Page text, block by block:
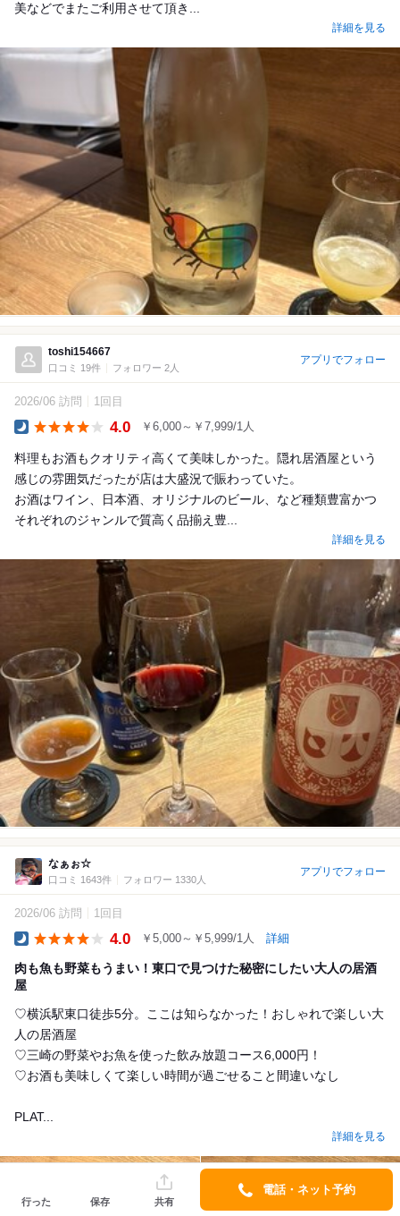
美などでまたご利用させて頂き...
詳細を見る
toshi154667
口コミ 19件 フォロワー 2人
アプリでフォロー
2026/06 訪問 1回目
4.0 ￥6,000～￥7,999/1人
料理もお酒もクオリティ高くて美味しかった。隠れ居酒屋という
感じの雰囲気だったが店は大盛況で賑わっていた。
お酒はワイン、日本酒、オリジナルのビール、など種類豊富かつ
それぞれのジャンルで質高く品揃え豊...
詳細を見る
なぁぉ☆
口コミ 1643件 フォロワー 1330人
アプリでフォロー
2026/06 訪問 1回目
4.0 ￥5,000～￥5,999/1人 詳細
肉も魚も野菜もうまい！東口で見つけた秘密にしたい大人の居酒
屋
♡横浜駅東口徒歩5分。ここは知らなかった！おしゃれで楽しい大
人の居酒屋
♡三崎の野菜やお魚を使った飲み放題コース6,000円！
♡お酒も美味しくて楽しい時間が過ごせること間違いなし
PLAT...
詳細を見る
行った 保存 共有
電話・ネット予約